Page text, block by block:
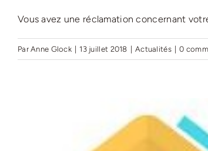
Vous avez une réclamation concernant
ParAnne Glock | 13 juillet 2018 | Actualités | 0